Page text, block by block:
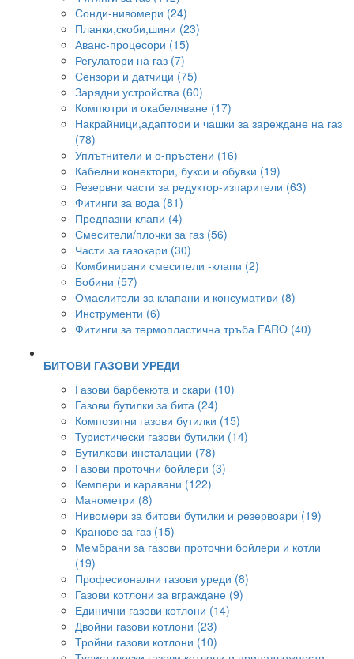
Сонди-нивомери (24)
Планки,скоби,шини (23)
Аванс-процесори (15)
Регулатори на газ (7)
Сензори и датчици (75)
Зарядни устройства (60)
Компютри и окабеляване (17)
Накрайници,адаптори и чашки за зареждане на газ
(78)
Уплътнители и о-пръстени (16)
Кабелни конектори, букси и обувки (19)
Резервни части за редуктор-изпарители (63)
Фитинги за вода (81)
Предпазни клапи (4)
Смесители/плочки за газ (56)
Части за газокари (30)
Комбинирани смесители -клапи (2)
Бобини (57)
Омаслители за клапани и консумативи (8)
Инструменти (6)
Фитинги за термопластична тръба FARO (40)
БИТОВИ ГАЗОВИ УРЕДИ
Газови барбекюта и скари (10)
Газови бутилки за бита (24)
Композитни газови бутилки (15)
Туристически газови бутилки (14)
Бутилкови инсталации (78)
Газови проточни бойлери (3)
Кемпери и каравани (122)
Манометри (8)
Нивомери за битови бутилки и резервоари (19)
Кранове за газ (15)
Мембрани за газови проточни бойлери и котли
(19)
Професионални газови уреди (8)
Газови котлони за вграждане (9)
Единични газови котлони (14)
Двойни газови котлони (23)
Тройни газови котлони (10)